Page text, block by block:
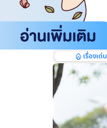
เรื่องเด่น